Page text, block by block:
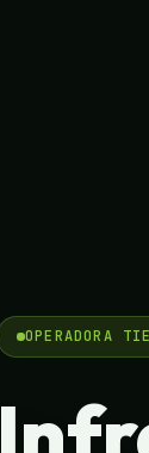
OPERADORA